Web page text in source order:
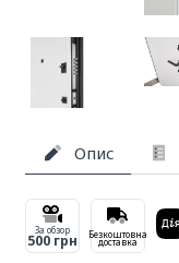
Опис
За обзор
500 грн Безкоштовна
доставка